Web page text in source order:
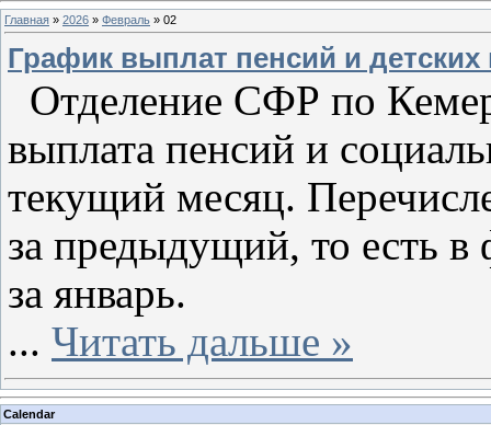
Главная » 2026 » Февраль » 02
График выплат пенсий и
Отделение СФР по
выплата пенсий и
текущий месяц.
за предыдущий, то есть в
за январь.
... Читать дальше »
Calendar